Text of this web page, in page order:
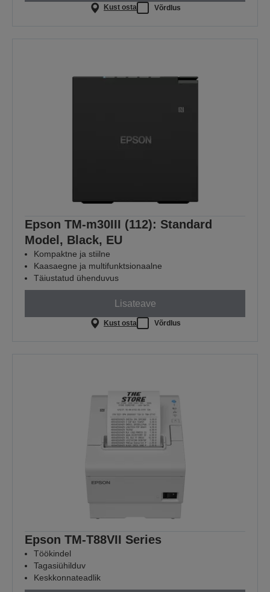
Kust osta Võrdlus
Epson TM-m30III (112): Standard
Model, Black, EU
Kompaktne ja stiilne
Kaasaegne ja multifunktsionaalne
Täiustatud ühenduvus
Lisateave
Kust osta Võrdlus
Epson TM-T88VII Series
Töökindel
Tagasiühilduv
Keskkonnateadlik